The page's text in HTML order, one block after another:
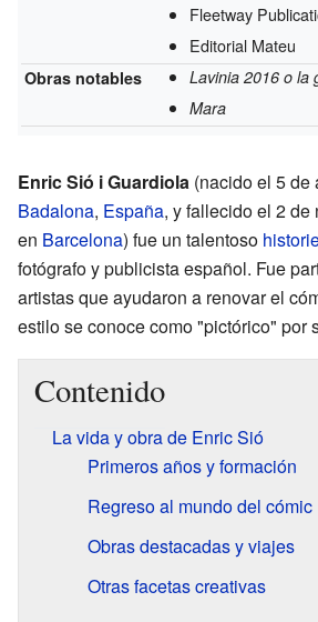
Fleetway
Editorial Mateu
Obras notables
Lavinia 2016 o la
Mara
Enric Sió i Guardiola (nacido el 5 de
Badalona, España, y fallecido el 2 de
en Barcelona) fue un talentoso
fotógrafo y publicista español. Fue
artistas que ayudaron a renovar el
estilo se conoce como "pictórico" por
Contenido
La vida y obra de Enric Sió
Primeros años y formación
Regreso al mundo del cómic
Obras destacadas y viajes
Otras facetas creativas